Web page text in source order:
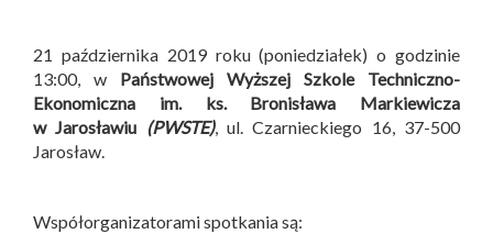
21 października 2019 roku (poniedziałek) o godzinie
13:00, w Państwowej Wyższej Szkole Techniczno-
Ekonomiczna im. ks. Bronisława Markiewicza
w Jarosławiu (PWSTE), ul. Czarnieckiego 16, 37-500
Jarosław.
Współorganizatorami spotkania są: